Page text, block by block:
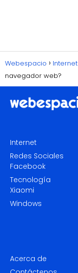
Webespacio Internet
navegador web?
Internet
Redes Sociales
Facebook
Tecnología
Xiaomi
Windows
Acerca de